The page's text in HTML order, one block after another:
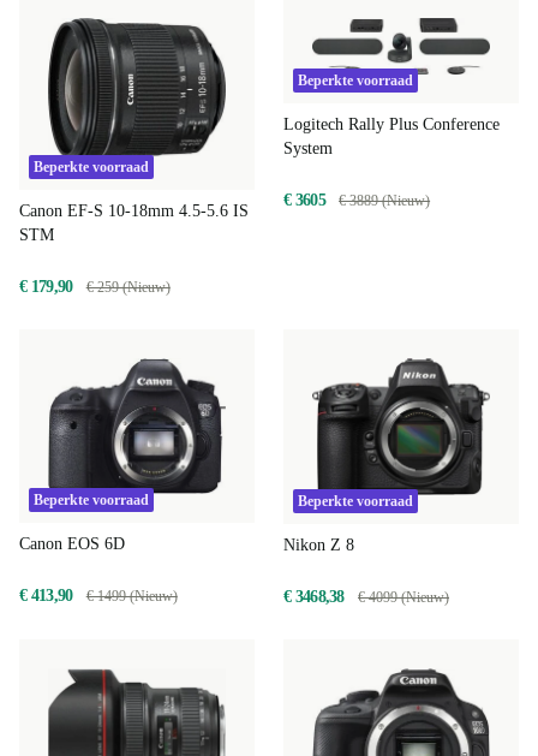
Beperkte voorraad
Canon EF-S 10-18mm 4.5-5.6 IS
STM
€ 179,90 € 259 (Nieuw)
Beperkte voorraad
Logitech Rally Plus Conference
System
€ 3605 € 3889 (Nieuw)
Beperkte voorraad
Canon EOS 6D
€ 413,90 € 1499 (Nieuw)
Beperkte voorraad
Nikon Z 8
€ 3468,38 € 4099 (Nieuw)